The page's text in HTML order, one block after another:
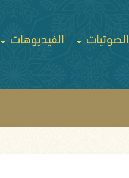
الصوتيات الفيديوهات